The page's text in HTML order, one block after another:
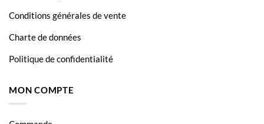
Conditions générales de vente
Charte de données
Politique de confidentialité
MON COMPTE